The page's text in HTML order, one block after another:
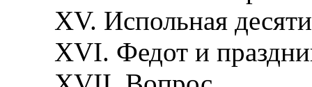
XV. Испольная
XVI. Федот и